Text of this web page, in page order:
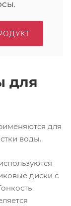
для
для
воды.
диски с